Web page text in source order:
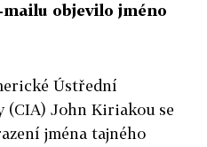
objevilo jméno
Ústřední
(CIA) John Kiriakou se
jména tajného